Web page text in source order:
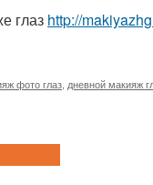
глаз http://
фото глаз дневной макияж